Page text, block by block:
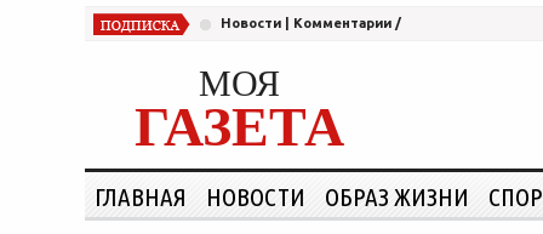
Новости Комментарии /
МОЯ
ГАЗЕТА
ГЛАВНАЯ НОВОСТИ ОБРАЗ ЖИЗНИ